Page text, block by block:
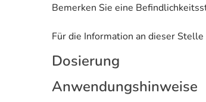
Bemerken Sie eine
Für die Information an dieser
Dosierung
Anwendungshinweise